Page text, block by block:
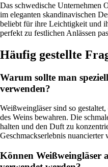
Das schwedische Unternehmen
im eleganten skandinavischen
beliebt für ihre Leichtigkeit und
perfekt zu festlichen Anlässen
Häufig gestellte
Warum sollte man
verwenden?
Weißweingläser sind so
des Weins bewahren. Die
halten und den Duft zu
Geschmackserlebnis nuancierter
Können Weißweingläser